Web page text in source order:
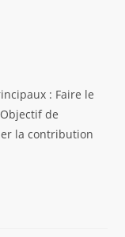
: Faire le
de
la contribution